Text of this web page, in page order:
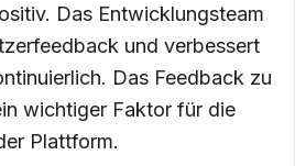
Das Entwicklungsteam
und verbessert
Das Feedback zu
wichtiger Faktor für die
Plattform.